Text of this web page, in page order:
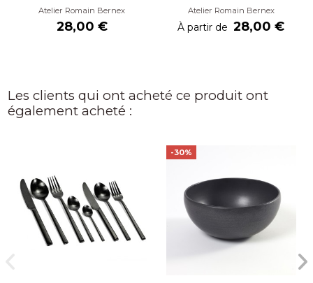
Atelier Romain Bernex
28,00 €
Atelier Romain Bernex
À partir de 28,00 €
Les clients qui ont acheté ce produit ont
également acheté :
-30%